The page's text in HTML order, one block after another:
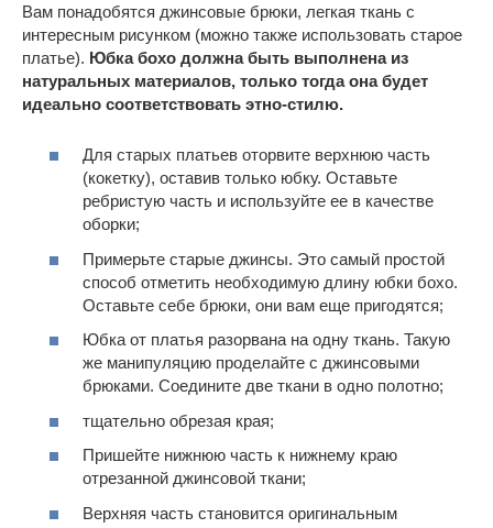
Вам понадобятся джинсовые брюки, легкая ткань с
интересным рисунком (можно также использовать старое
платье). Юбка бохо должна быть выполнена из
натуральных материалов, только тогда она будет
идеально соответствовать этно-стилю.
Для старых платьев оторвите верхнюю часть
(кокетку), оставив только юбку. Оставьте
ребристую часть и используйте ее в качестве
оборки;
Примерьте старые джинсы. Это самый простой
способ отметить необходимую длину юбки бохо.
Оставьте себе брюки, они вам еще пригодятся;
Юбка от платья разорвана на одну ткань. Такую
же манипуляцию проделайте с джинсовыми
брюками. Соедините две ткани в одно полотно;
тщательно обрезая края;
Пришейте нижнюю часть к нижнему краю
отрезанной джинсовой ткани;
Верхняя часть становится оригинальным